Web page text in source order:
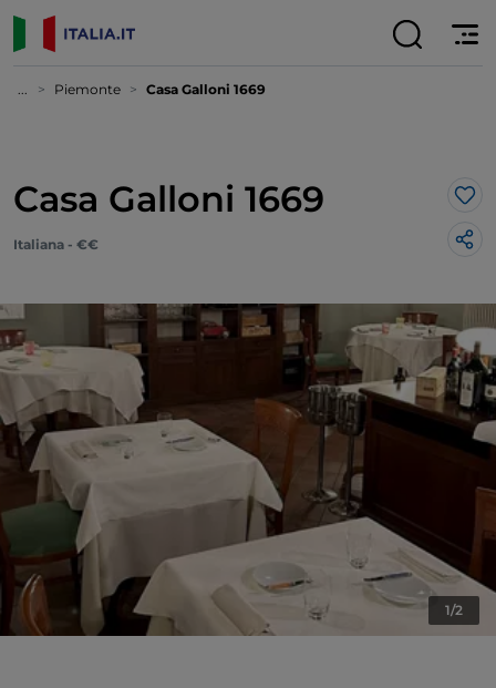
... Piemonte Casa Galloni 1669
Casa Galloni 1669
Italiana - €€
1/2